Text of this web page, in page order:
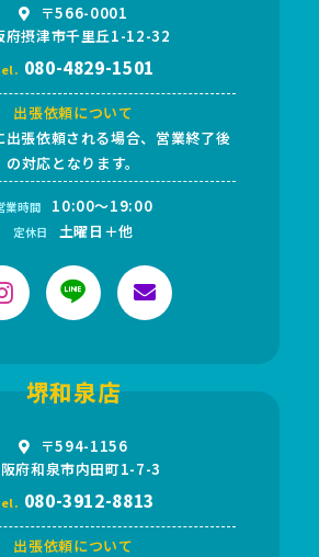
〒566-0001
府摂津市千里丘1-12-32
080-4829-1501
出張依頼について
張依頼される場合、営業終了後
の対応となります。
業時間 10:00～19:00
定休日 土曜日＋他
堺和泉店
〒594-1156
府和泉市内田町1-7-3
080-3912-8813
出張依頼について